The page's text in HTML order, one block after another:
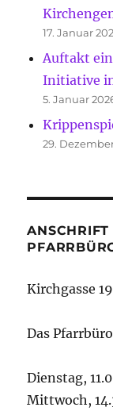
17. Januar
Auftakt
Initiative
5. Januar
29.
Kirchgasse
Das
Dienstag,
Mittwoch,